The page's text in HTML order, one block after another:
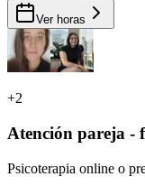
Ver horas
+2
Atención pareja -
Psicoterapia online o